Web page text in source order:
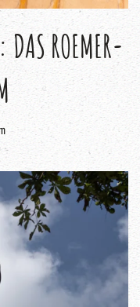
DAS ROEMER-